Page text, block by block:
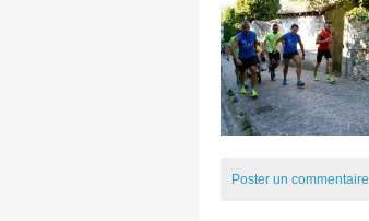
Poster un commentaire